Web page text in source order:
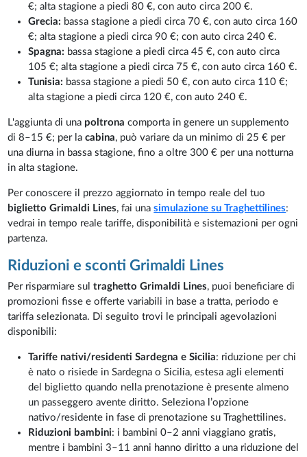
€; alta stagione a piedi 80 €, con auto circa 200 €.
Grecia: bassa stagione a piedi circa 70 €, con auto circa 160
€; alta stagione a piedi circa 90 €; con auto circa 240 €.
Spagna: bassa stagione a piedi circa 45 €, con auto circa
105 €; alta stagione a piedi circa 75 €, con auto circa 160 €.
Tunisia: bassa stagione a piedi 50 €, con auto circa 110 €;
alta stagione a piedi circa 120 €, con auto 240 €.
L'aggiunta di una poltronacomporta in genere un supplemento
di 8–15 €; per lacabina, può variare da un minimo di 25 € per
una diurna in bassa stagione, fino a oltre 300 € per una notturna
in alta stagione.
Per conoscere il prezzo aggiornato in tempo reale del tuo
biglietto Grimaldi Lines, fai unasimulazione su Traghettilines:
vedrai in tempo reale tariffe, disponibilità e sistemazioni per ogni
partenza.
Riduzioni e sconti Grimaldi Lines
Per risparmiare sultraghetto Grimaldi Lines, puoi beneficiare di
promozioni fisse e offerte variabili in base a tratta, periodo e
tariffa selezionata. Di seguito trovi le principali agevolazioni
disponibili:
Tariffe nativi/residenti Sardegna e Sicilia: riduzione per chi
è nato o risiede in Sardegna o Sicilia, estesa agli elementi
del biglietto quando nella prenotazione è presente almeno
un passeggero avente diritto. Seleziona l’opzione
nativo/residente in fase di prenotazione su Traghettilines.
Riduzioni bambini: i bambini 0–2 anni viaggiano gratis,
mentre i bambini 3–11 anni hanno diritto a una riduzione del